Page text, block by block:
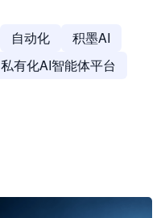
自动化
积墨AI
私有化AI智能体平台